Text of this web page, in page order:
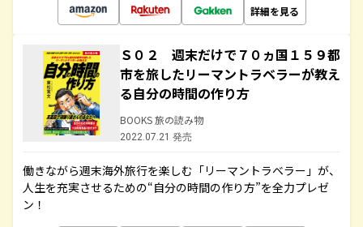
詳細を見る
Ｓ０２ 週末だけで７０ヵ国１５９都
市を旅したリーマントラベラーが教え
る自分の時間の作り方
BOOKS 旅の読み物
2022.07.21 発売
働きながら週末海外旅行を楽しむ「リーマントラベラー」が、
人生を充実させるための“自分の時間の作り方”を全力プレゼ
ン！